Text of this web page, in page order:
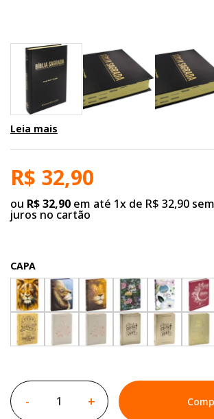
Leia mais
R$ 32,90
ou R$ 32,90 em até 1x de R$ 32,90 sem
juros no cartão
CAPA
- +